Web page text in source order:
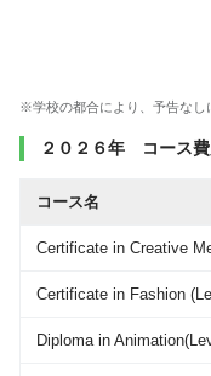
※学校の都合により、予告なし
２０２６年 コース費
コース名
Certificate in Creative
Certificate in Fashion
Diploma in